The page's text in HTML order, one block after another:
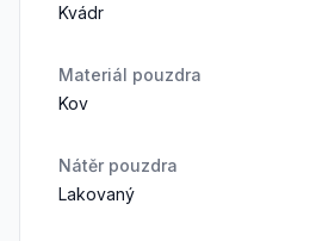
Kvádr
Materiál pouzdra
Kov
Nátěr pouzdra
Lakovaný